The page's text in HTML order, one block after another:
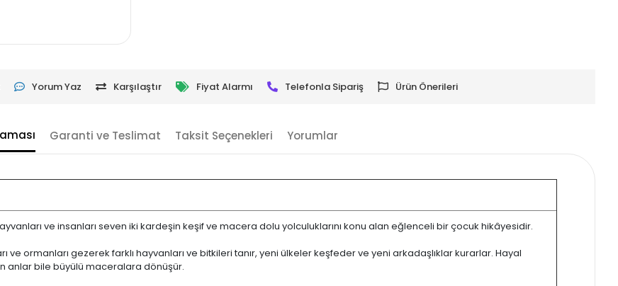
Yorum Yaz Karşılaştır Fiyat Alarmı Telefonla Sipariş Ürün Önerileri
Garanti ve Teslimat Taksit Seçenekleri Yorumlar
ve insanları seven iki kardeşin keşif ve macera dolu yolculuklarını konu alan eğlenceli bir çocuk hikâyesidir.
ve ormanları gezerek farklı hayvanları ve bitkileri tanır, yeni ülkeler keşfeder ve yeni arkadaşlıklar kurarlar. Hayal
anlar bile büyülü maceralara dönüşür.